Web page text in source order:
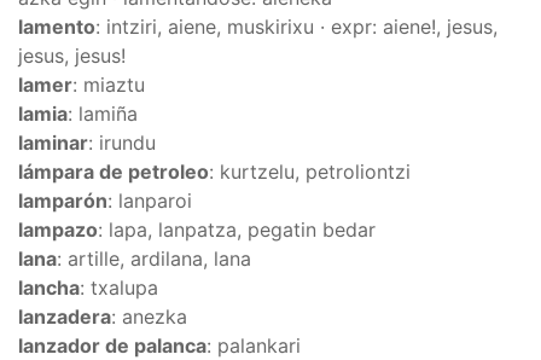
lamento: intziri, aiene, muskirixu · expr: aiene!, jesus,
jesus, jesus!
lamer: miaztu
lamia: lamiña
laminar: irundu
lámpara de petroleo: kurtzelu, petroliontzi
lamparón: lanparoi
lampazo: lapa, lanpatza, pegatin bedar
lana: artille, ardilana, lana
lancha: txalupa
lanzadera: anezka
lanzador de palanca: palankari